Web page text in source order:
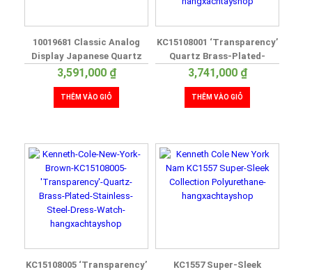
10019681 Classic Analog
Display Japanese Quartz
3,591,000 ₫
THÊM VÀO GIỎ
KC15108001 ‘Transparency’
Quartz Brass-Plated-
Stainless-Steel Dress
3,741,000 ₫
THÊM VÀO GIỎ
KC15108005 ‘Transparency’
KC1557 Super-Sleek